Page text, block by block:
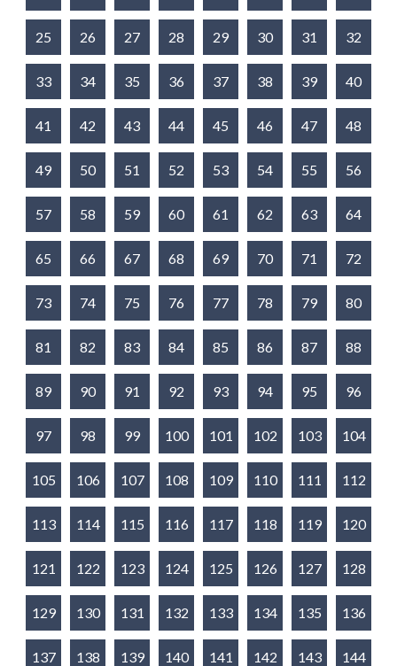
25 26 27 28 29 30 31 32
33 34 35 36 37 38 39 40
41 42 43 44 45 46 47 48
49 50 51 52 53 54 55 56
57 58 59 60 61 62 63 64
65 66 67 68 69 70 71 72
73 74 75 76 77 78 79 80
81 82 83 84 85 86 87 88
89 90 91 92 93 94 95 96
97 98 99 100 101 102 103 104
105 106 107 108 109 110 111 112
113 114 115 116 117 118 119 120
121 122 123 124 125 126 127 128
129 130 131 132 133 134 135 136
137 138 139 140 141 142 143 144